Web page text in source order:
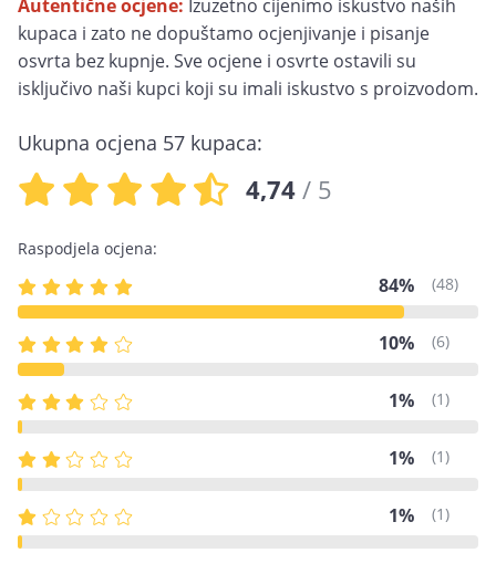
Autentične ocjene: Izuzetno cijenimo iskustvo naših
kupaca i zato ne dopuštamo ocjenjivanje i pisanje
osvrta bez kupnje. Sve ocjene i osvrte ostavili su
isključivo naši kupci koji su imali iskustvo s proizvodom.
Ukupna ocjena 57 kupaca:
4,74/ 5
Raspodjela ocjena:
84% (48)
10% (6)
1% (1)
1% (1)
1% (1)